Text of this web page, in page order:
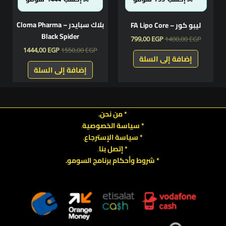
ليبو كور – FA Lipo Core
1400,00EGP
799,00EGP
إضافة إلى السلة
بلاك سبايدر – Cloma Pharma
Black Spider
1550,00EGP
1444,00EGP
إضافة إلى السلة
* من نحن.
* سياسة الخصوصية.
*سياسةالإسترجاع.
* إتصل بنا.
* شروط وأحكام برنامج السومو.